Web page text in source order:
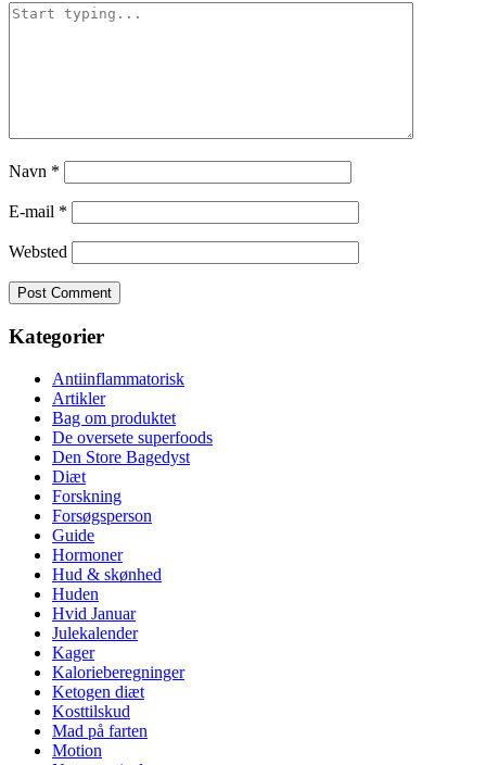
Navn *
E-mail *
Websted
Kategorier
Antiinflammatorisk
Artikler
Bag om produktet
De oversete superfoods
Den Store Bagedyst
Diæt
Forskning
Forsøgsperson
Guide
Hormoner
Hud & skønhed
Huden
Hvid Januar
Julekalender
Kager
Kalorieberegninger
Ketogen diæt
Kosttilskud
Mad på farten
Motion